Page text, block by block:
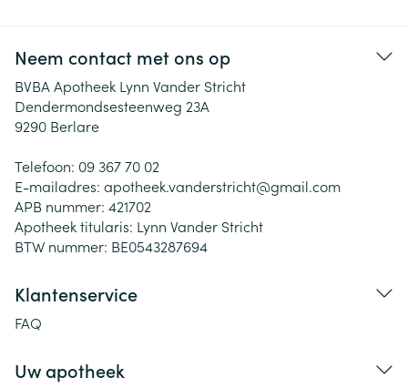
Neem contact met ons op
BVBA Apotheek Lynn Vander Stricht
Dendermondsesteenweg 23A
9290 Berlare
Telefoon: 09 367 70 02
E-mailadres: apotheek.vanderstricht@gmail.com
APB nummer: 421702
Apotheek titularis: Lynn Vander Stricht
BTW nummer: BE0543287694
Klantenservice
FAQ
Uw apotheek